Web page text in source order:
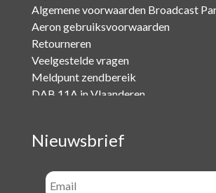
Algemene voorwaarden Broadcast
Aeron gebruiksvoorwaarden
Retourneren
Veelgestelde vragen
Meldpunt zendbereik
DAB 11A in Vlaanderen
Nieuwsbrief